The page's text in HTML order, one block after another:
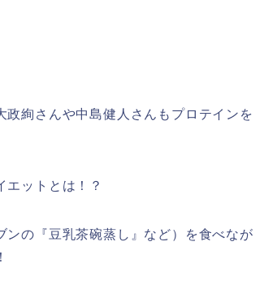
絢さんや中島健人さんもプロテインを
エットとは！？
の『豆乳茶碗蒸し』など）を食べなが